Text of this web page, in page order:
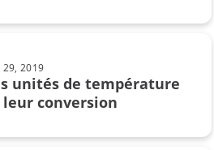
29, 2019
unités de température
conversion